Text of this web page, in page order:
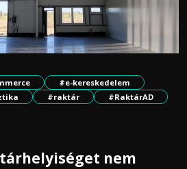
#e-kereskedelem
#raktár #RaktárAD
nem